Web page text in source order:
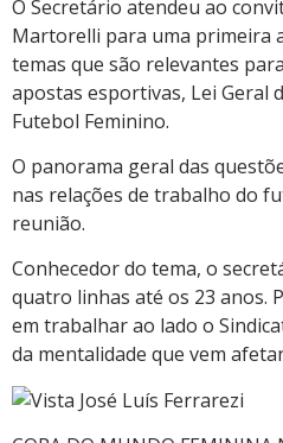
O Secretário atendeu ao
Martorelli para uma primeira
temas que são relevantes
apostas esportivas, Lei Geral
Futebol Feminino.
O panorama geral das
nas relações de trabalho do
reunião.
Conhecedor do tema, o
quatro linhas até os 23 anos.
em trabalhar ao lado o
da mentalidade que vem